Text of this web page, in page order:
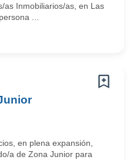
as Inmobiliarios/as, en Las
...
en plena expansión,
a de Zona Junior para